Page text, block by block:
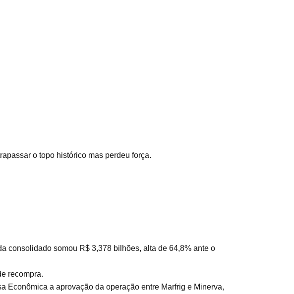
o topo histórico mas perdeu força.
consolidado somou R$ 3,378 bilhões, alta de 64,8% ante o
recompra.
Econômica a aprovação da operação entre Marfrig e Minerva,